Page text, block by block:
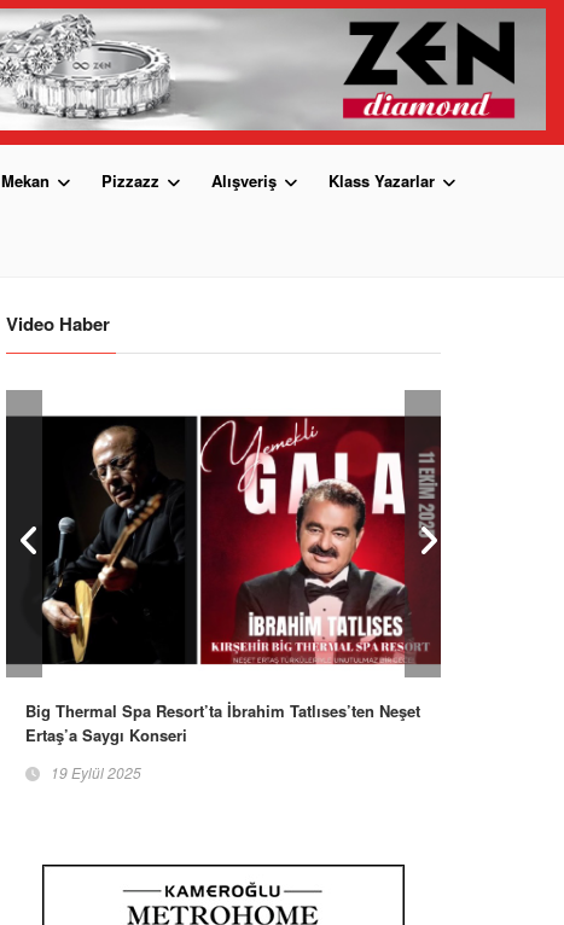
Mekan Pizzazz Alışveriş Klass Yazarlar
Video Haber
Big Thermal Spa Resort’ta İbrahim Tatlıses’ten Neşet
Ertaş’a Saygı Konseri
19 Eylül 2025